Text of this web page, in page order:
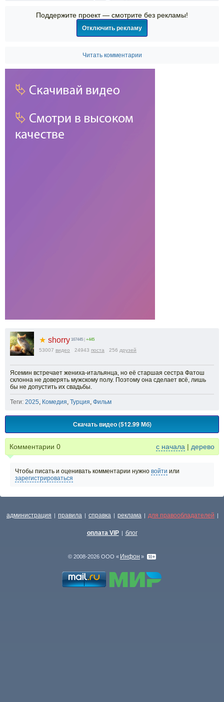
Поддержите проект — смотрите без рекламы!
Отключить рекламу
Читать комментарии
★ shorry 167445 +445
53007 видео 24943 поста 256 друзей
Ясемин встречает жениха-итальянца, но её старшая сестра Фатош
склонна не доверять мужскому полу. Поэтому она сделает всё, лишь
бы не допустить их свадьбы.
Теги: 2025, Комедия, Турция, Фильм
Скачать видео (512.99 Мб)
Комментарии 0 с начала | дерево
Чтобы писать и оценивать комментарии нужно войти или
зарегистрироваться
администрация | правила | справка | реклама | для правообладателей |
оплата VIP | блог
© 2008-2026 ООО « Инфон »